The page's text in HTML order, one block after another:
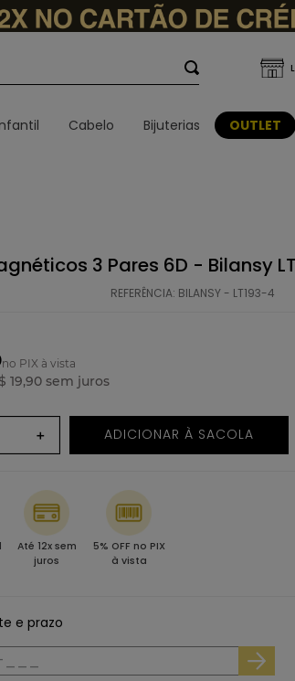
Cabelo Bijuterias OUTLET
3 Pares 6D - Bilansy
REFERÊNCIA: BILANSY - LT193-4
no PIX à vista
19,90 sem juros
＋ ADICIONAR À SACOLA
Até 12x sem
juros
5% OFF no PIX
à vista
e prazo